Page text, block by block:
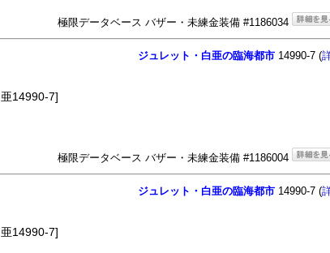
極限データベース バザー・未練金装備 #1186034
ジュレット・白亜の臨海都市 14990-7 (
14990-7]
極限データベース バザー・未練金装備 #1186004
ジュレット・白亜の臨海都市 14990-7 (
14990-7]